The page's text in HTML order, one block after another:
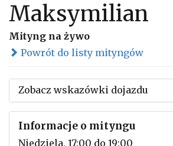
Maksymilian
Mityng na żywo
Powrót do listy mityngów
Zobacz wskazówki dojazdu
Informacje o mityngu
Niedziela, 17:00 do 19:00